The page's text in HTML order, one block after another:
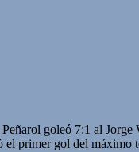
goleó 7:1 al
el primer gol del máximo